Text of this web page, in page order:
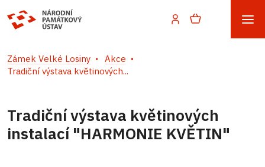
Zámek Velké Losiny
Akce
Tradiční výstava květinových...
Tradiční výstava květinových
instalací "HARMONIE KVĚTIN"